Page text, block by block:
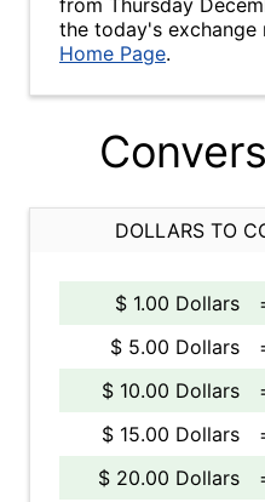
from Thursday
the today's
Home Page.
DOLLARS TO
$ 1.00 Dollars
$ 5.00 Dollars
$ 10.00 Dollars
$ 15.00 Dollars
$ 20.00 Dollars